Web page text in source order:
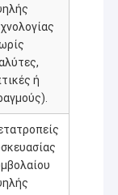
σε στρώματα
ή
εταίρους,
μέσω πιο
λύσεων.